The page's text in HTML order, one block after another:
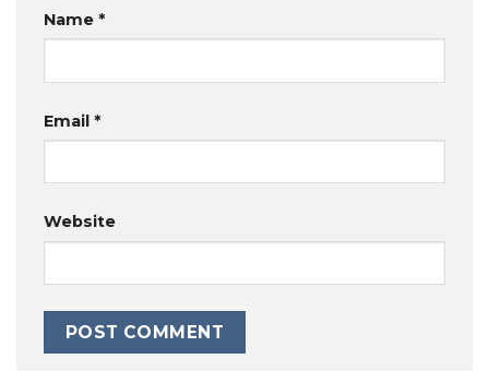
Name *
Email *
Website